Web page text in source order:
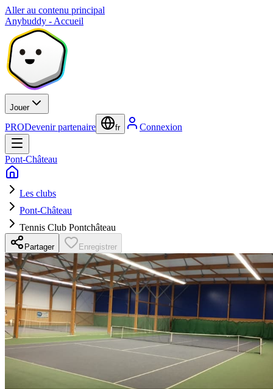
Aller au contenu principal
Anybuddy - Accueil
Jouer
PRODevenir partenaire fr Connexion
Pont-Château
Les clubs
Pont-Château
Tennis Club Pontchâteau
Partager Enregistrer